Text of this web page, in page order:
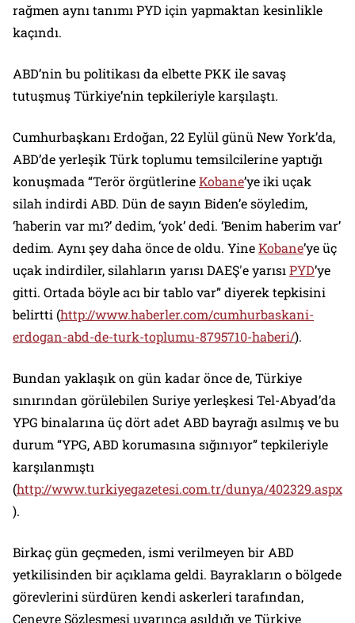
rağmen aynı tanımı PYD için yapmaktan kesinlikle
kaçındı.
ABD’nin bu politikası da elbette PKK ile savaş
tutuşmuş Türkiye’nin tepkileriyle karşılaştı.
Cumhurbaşkanı Erdoğan, 22 Eylül günü New York’da,
ABD’de yerleşik Türk toplumu temsilcilerine yaptığı
konuşmada “Terör örgütlerineKobane’ye iki uçak
silah indirdi ABD. Dün de sayın Biden’e söyledim,
‘haberin var mı?’ dedim, ‘yok’ dedi. ‘Benim haberim var’
dedim. Aynı şey daha önce de oldu. YineKobane’ye üç
uçak indirdiler, silahların yarısı DAEŞ'e yarısı PYD’ye
gitti. Ortada böyle acı bir tablo var”diyerek tepkisini
belirtti (http://www.haberler.com/cumhurbaskani-
erdogan-abd-de-turk-toplumu-8795710-haberi/).
Bundan yaklaşık on gün kadar önce de, Türkiye
sınırından görülebilen Suriye yerleşkesi Tel-Abyad’da
YPG binalarına üç dört adet ABD bayrağı asılmış ve bu
durum “YPG, ABD korumasına sığınıyor”tepkileriyle
karşılanmıştı
(http://www.turkiyegazetesi.com.tr/dunya/402329.aspx
).
Birkaç gün geçmeden, ismi verilmeyen bir ABD
yetkilisinden bir açıklama geldi. Bayrakların o bölgede
görevlerini sürdüren kendi askerleri tarafından,
Cenevre Sözleşmesi uyarınca asıldığı ve Türkiye